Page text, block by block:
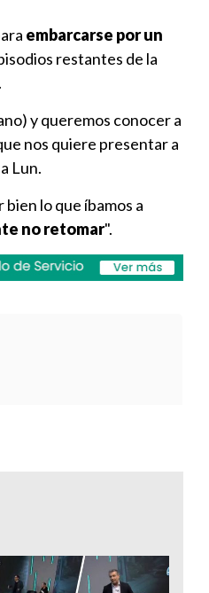
embarcarse por un
restantes de la
.
y queremos conocer a
nos quiere presentar a
Lun.
lo que íbamos a
no retomar".